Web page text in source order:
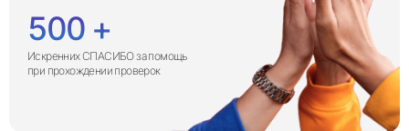
Искренних СПАСИБО за помощь
при прохождении проверок
500 +